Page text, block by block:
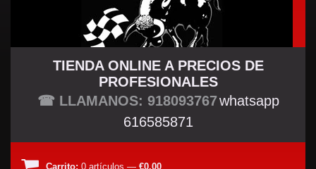
TU TIENDA TUNING
TIENDA ONLINE A PRECIOS DE
PROFESIONALES
☎ LLAMANOS: 918093767whatsapp
616585871
Carrito: 0 artículos — €0.00